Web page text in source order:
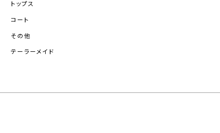
トップス
コート
その他
テーラーメイド